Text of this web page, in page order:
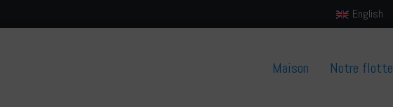
English
Maison Notre flotte